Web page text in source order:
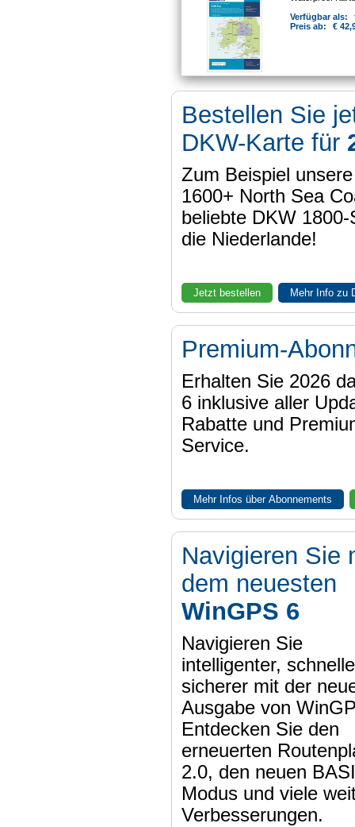
Verfügbar als:
Preis ab:
€
Bestellen Sie
DKW-Karte für
Zum Beispiel
1600+ North Sea
beliebte DKW
die Niederlande!
Jetzt bestellen Mehr Info zu
Premium-
Erhalten Sie 2026
6 inklusive aller
Rabatte und
Service.
Mehr Infos über Abonnements
Navigieren Sie
dem neuesten
WinGPS 6
Navigieren Sie
intelligenter,
sicherer mit der
Ausgabe von
Entdecken Sie den
erneuerten
2.0, den neuen
Modus und viele
Verbesserungen.